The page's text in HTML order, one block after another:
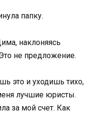
папку.
наклоняясь
не предложение.
это и уходишь тихо,
лучшие юристы.
за мой счет. Как